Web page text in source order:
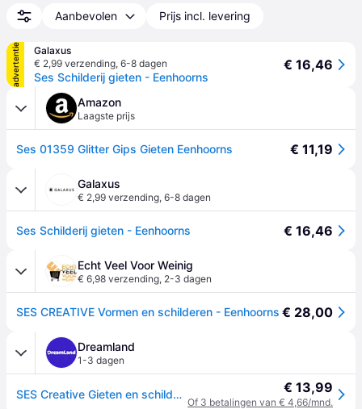
Aanbevolen Prijs incl. levering
advertentie
Galaxus
€ 2,99 verzending, 6-8 dagen
Ses Schilderij gieten - Eenhoorns
€ 16,46
Amazon
Laagste prijs
Ses 01359 Glitter Gips Gieten Eenhoorns € 11,19
Galaxus
€ 2,99 verzending, 6-8 dagen
Ses Schilderij gieten - Eenhoorns € 16,46
Echt Veel Voor Weinig
€ 6,98 verzending, 2-3 dagen
SES CREATIVE Vormen en schilderen - Eenhoorns € 28,00
Dreamland
1-3 dagen
SES Creative Gieten en schilderen - Eenhoorns Knutselen € 13,99
Of 3 betalingen van € 4,66/mnd.